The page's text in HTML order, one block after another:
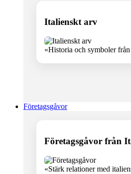
Italienskt arv
«Historia och symboler
Företagsgåvor
Företagsgåvor från
«Stärk relationer med